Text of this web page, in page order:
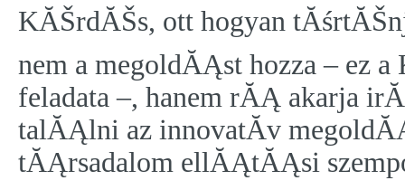
KĂŠrdĂŠs, ott hogyan
nem a megoldĂĄst hozza – ez
feladata –, hanem rĂĄ akarja
talĂĄlni az innovatĂ­v
tĂĄrsadalom ellĂĄtĂĄsi